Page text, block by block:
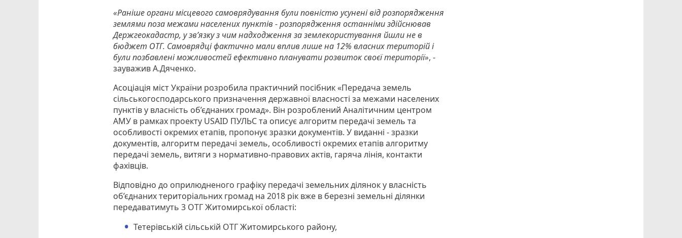
«Раніше органи місцевого самоврядування були повністю усунені від розпорядження
землями поза межами населених пунктів - розпорядження останніми здійснював
Держгеокадастр, у зв’язку з чим надходження за землекористування йшли не в
бюджет ОТГ. Самоврядці фактично мали вплив лише на 12% власних територій і
були позбавлені можливостей ефективно планувати розвиток своєї території», -
зауважив А.Дяченко.
Асоціація міст України розробила практичний посібник «Передача земель
сільськогосподарського призначення державної власності за межами населених
пунктів у власність об’єднаних громад». Він розроблений Аналітичним центром
АМУ в рамках проекту USAID ПУЛЬС та описує алгоритм передачі земель та
особливості окремих етапів, пропонує зразки документів. У виданні - зразки
документів, алгоритм передачі земель, особливості окремих етапів алгоритму
передачі земель, витяги з нормативно-правових актів, гаряча лінія, контакти
фахівців.
Відповідно до оприлюдненого графіку передачі земельних ділянок у власність
об’єднаних територіальних громад на 2018 рік вже в березні земельні ділянки
передаватимуть 3 ОТГ Житомирської області:
Тетерівській сільській ОТГ Житомирського району,